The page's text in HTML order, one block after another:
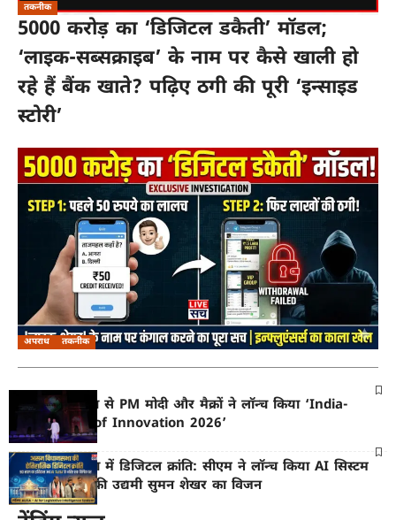
तकनीक
5000 करोड़ का ‘डिजिटल डकैती’ मॉडल;
‘लाइक-सब्सक्राइब’ के नाम पर कैसे खाली हो
रहे हैं बैंक खाते? पढ़िए ठगी की पूरी ‘इन्साइड
स्टोरी’
अपराध तकनीक
गेटवे ऑफ इंडिया से PM मोदी और मैक्रों ने लॉन्च किया ‘India-
France Year of Innovation 2026’
असम विधानसभा में डिजिटल क्रांति: सीएम ने लॉन्च किया AI सिस्टम
‘ALISA’, तकनीकी उद्यमी सुमन शेखर का विजन